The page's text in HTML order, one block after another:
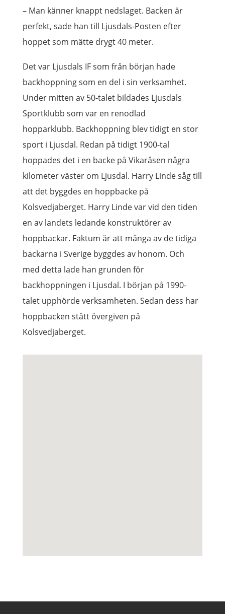
– Man känner knappt nedslaget. Backen är
perfekt, sade han till Ljusdals-Posten efter
hoppet som mätte drygt 40 meter.
Det var Ljusdals IF som från början hade
backhoppning som en del i sin verksamhet.
Under mitten av 50-talet bildades Ljusdals
Sportklubb som var en renodlad
hopparklubb. Backhoppning blev tidigt en stor
sport i Ljusdal. Redan på tidigt 1900-tal
hoppades det i en backe på Vikaråsen några
kilometer väster om Ljusdal. Harry Linde såg till
att det byggdes en hoppbacke på
Kolsvedjaberget. Harry Linde var vid den tiden
en av landets ledande konstruktörer av
hoppbackar. Faktum är att många av de tidiga
backarna i Sverige byggdes av honom. Och
med detta lade han grunden för
backhoppningen i Ljusdal. I början på 1990-
talet upphörde verksamheten. Sedan dess har
hoppbacken stått övergiven på
Kolsvedjaberget.